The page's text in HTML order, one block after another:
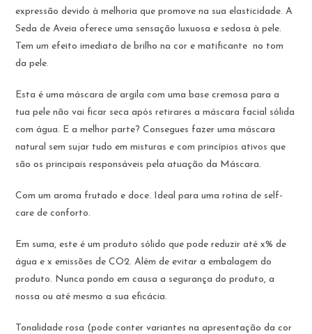
expressão devido à melhoria que promove na sua elasticidade. A
Seda de Aveia oferece uma sensação luxuosa e sedosa à pele.
Tem um efeito imediato de brilho na cor e matificante no tom
da pele.
Esta é uma máscara de argila com uma base cremosa para a
tua pele não vai ficar seca após retirares a máscara facial sólida
com água. E a melhor parte? Consegues fazer uma máscara
natural sem sujar tudo em misturas e com princípios ativos que
são os principais responsáveis pela atuação da Máscara.
Com um aroma frutado e doce. Ideal para uma rotina de self-
care de conforto.
Em suma, este é um produto sólido que pode reduzir até x% de
água e x emissões de CO2. Além de evitar a embalagem do
produto. Nunca pondo em causa a segurança do produto, a
nossa ou até mesmo a sua eficácia.
Tonalidade rosa (pode conter variantes na apresentação da cor